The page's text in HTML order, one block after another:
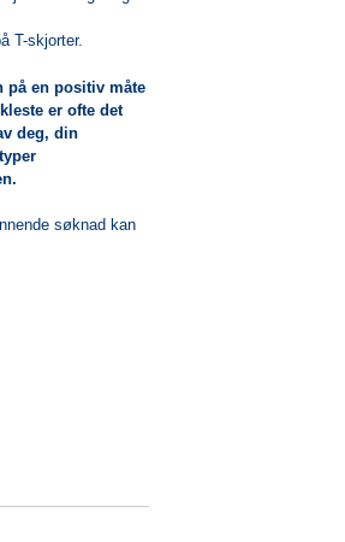
T-skjorter.
på en positiv måte
er ofte det
deg, din
søknad kan